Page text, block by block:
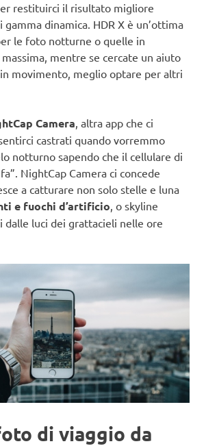
restituirci il risultato migliore
dinamica. HDR X è un’ottima
le foto notturne o quelle in
mentre se cercate un aiuto
movimento, meglio optare per altri
Camera, altra app che ci
castrati quando vorremmo
notturno sapendo che il cellulare di
NightCap Camera ci concede
a catturare non solo stelle e luna
e fuochi d’artificio, o skyline
luci dei grattacieli nelle ore
di viaggio da